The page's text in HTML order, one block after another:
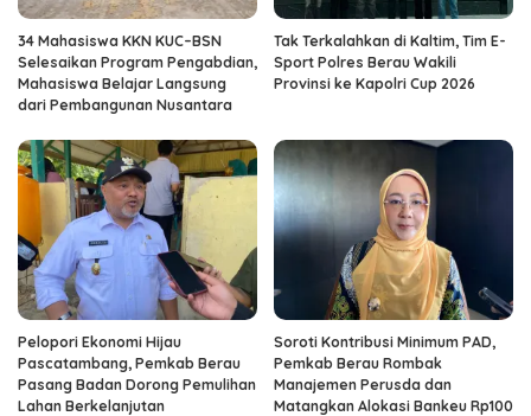
34 Mahasiswa KKN KUC–BSN
Selesaikan Program Pengabdian,
Mahasiswa Belajar Langsung
dari Pembangunan Nusantara
Tak Terkalahkan di Kaltim, Tim E-
Sport Polres Berau Wakili
Provinsi ke Kapolri Cup 2026
Pelopori Ekonomi Hijau
Pascatambang, Pemkab Berau
Pasang Badan Dorong Pemulihan
Lahan Berkelanjutan
Soroti Kontribusi Minimum PAD,
Pemkab Berau Rombak
Manajemen Perusda dan
Matangkan Alokasi Bankeu Rp100